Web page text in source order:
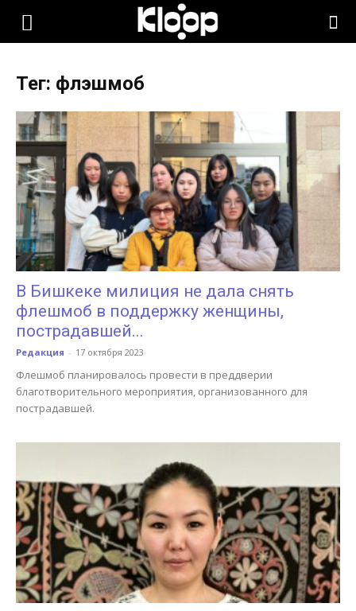
KLOOP.KG
Новости
Кыргызстана
Тег: флэшмоб
В Бишкеке милиция не дала снять
флешмоб в поддержку женщины,
пострадавшей...
Редакция - 17 октября 2023
Флешмоб планировалось провести в преддверии
благотворительного мероприятия, организованного для
пострадавшей.